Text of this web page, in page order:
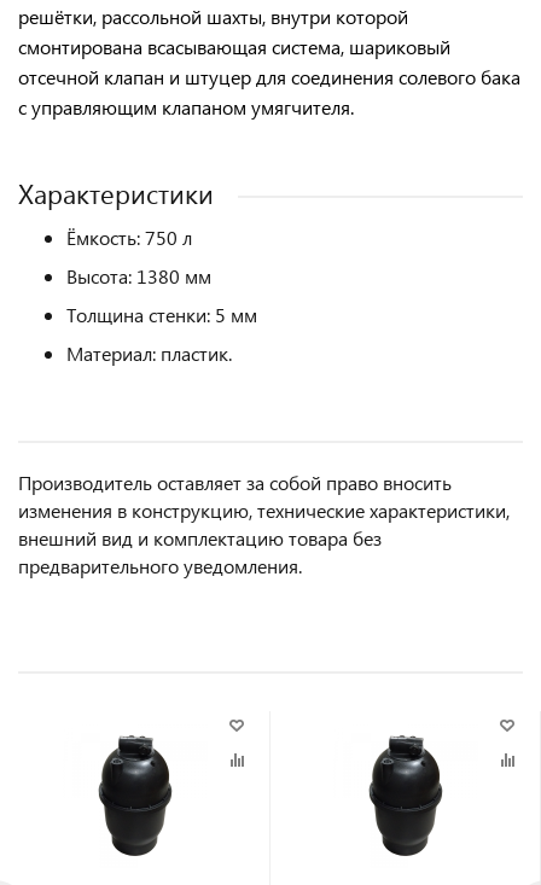
решётки, рассольной шахты, внутри которой
смонтирована всасывающая система, шариковый
отсечной клапан и штуцер для соединения солевого бака
с управляющим клапаном умягчителя.
Характеристики
Ёмкость: 750 л
Высота: 1380 мм
Толщина стенки: 5 мм
Материал: пластик.
Производитель оставляет за собой право вносить
изменения в конструкцию, технические характеристики,
внешний вид и комплектацию товара без
предварительного уведомления.